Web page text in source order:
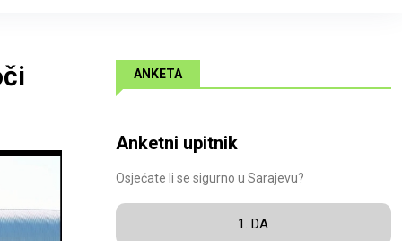
ANKETA
Anketni upitnik
Osjećate li se sigurno u Sarajevu?
1. DA